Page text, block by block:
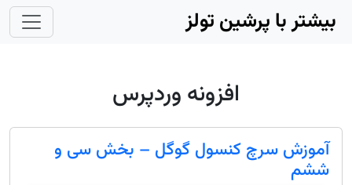
Skip to main content
بیشتر با پرشین تولز
افزونه وردپرس
آموزش سرچ کنسول گوگل – بخش سی و
ششم